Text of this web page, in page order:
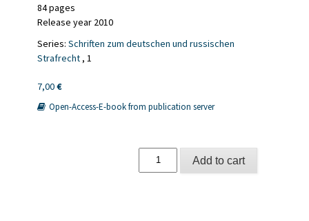
84 pages
Release year 2010
Series: Schriften zum deutschen und russischen
Strafrecht , 1
7,00€
Open-Access-E-book from publication server
Add to cart